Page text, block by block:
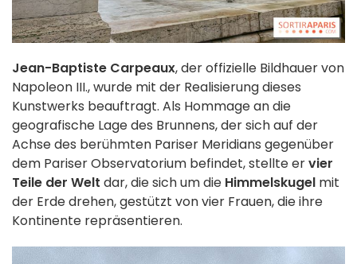
Jean-Baptiste Carpeaux, der offizielle Bildhauer von
Napoleon III., wurde mit der Realisierung dieses
Kunstwerks beauftragt. Als Hommage an die
geografische Lage des Brunnens, der sich auf der
Achse des berühmten Pariser Meridians gegenüber
dem Pariser Observatorium befindet, stellte ervier
Teile der Welt dar, die sich um die Himmelskugel mit
der Erde drehen, gestützt von vier Frauen, die ihre
Kontinente repräsentieren.